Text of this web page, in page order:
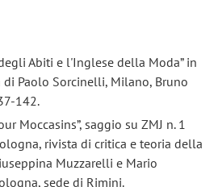
Abiti e l'Inglese della Moda” in
di Paolo Sorcinelli, Milano, Bruno
142.
Moccasins”, saggio su ZMJ n. 1
rivista di critica e teoria della
Muzzarelli e Mario
sede di Rimini.